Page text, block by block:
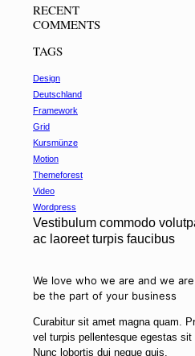
RECENT
COMMENTS
TAGS
Design
Deutschland
Framework
Grid
Kursmünze
Motion
Themeforest
Video
Wordpress
Vestibulum commodo
ac laoreet turpis faucibus
We love who we are and we
be the part of your business
Curabitur sit amet magna quam.
vel turpis pellentesque egestas sit
Nunc lobortis dui neque quis.